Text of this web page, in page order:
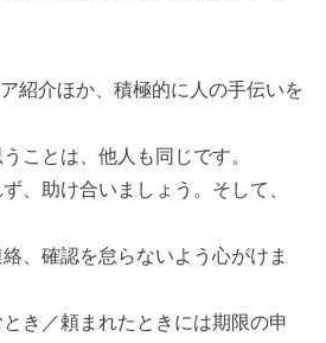
紹介ほか、積極的に人の手伝いを
ことは、他人も同じです。
、助け合いましょう。そして、
、確認を怠らないよう心がけま
き／頼まれたときには期限の申